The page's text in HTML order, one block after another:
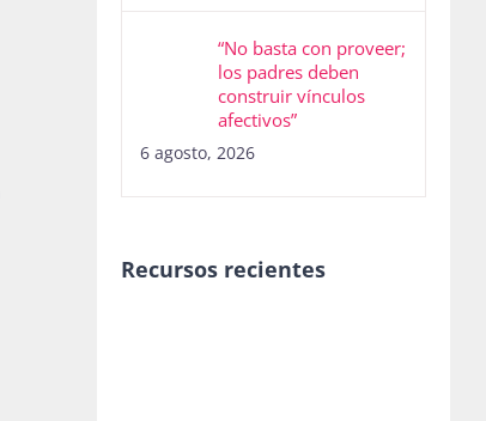
“No basta con proveer;
los padres deben
construir vínculos
afectivos”
6 agosto, 2026
Recursos recientes